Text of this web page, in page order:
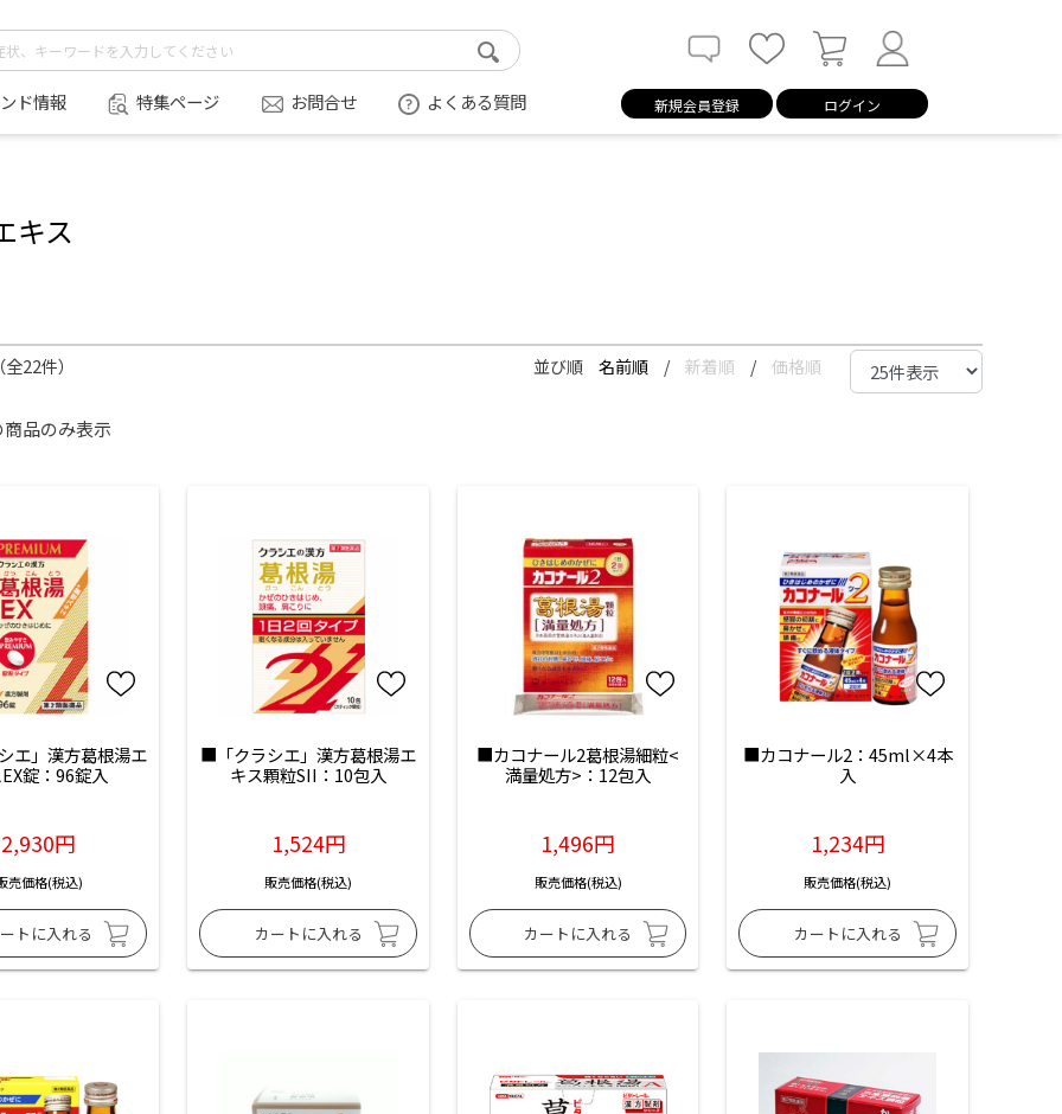
ド情報 特集ページ お問合せ よくある質問 新規会員登録 ログイン
キス
22件） 並び順 名前順 / 新着順 / 価格順
品のみ表示
エ」漢方葛根湯エ
錠：96錠入
2,930円
売価格(税込)
■「クラシエ」漢方葛根湯エ
キス顆粒SII：10包入
1,524円
販売価格(税込)
■カコナール2葛根湯細粒<
満量処方>：12包入
1,496円
販売価格(税込)
■カコナール2：45ml×4本
入
1,234円
販売価格(税込)